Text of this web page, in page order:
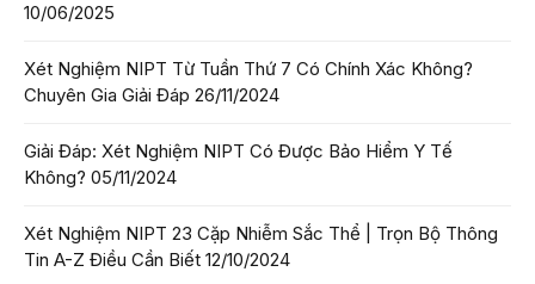
10/06/2025
Xét Nghiệm NIPT Từ Tuần Thứ 7 Có Chính Xác Không?
Chuyên Gia Giải Đáp 26/11/2024
Giải Đáp: Xét Nghiệm NIPT Có Được Bảo Hiểm Y Tế
Không? 05/11/2024
Xét Nghiệm NIPT 23 Cặp Nhiễm Sắc Thể | Trọn Bộ Thông
Tin A-Z Điều Cần Biết 12/10/2024